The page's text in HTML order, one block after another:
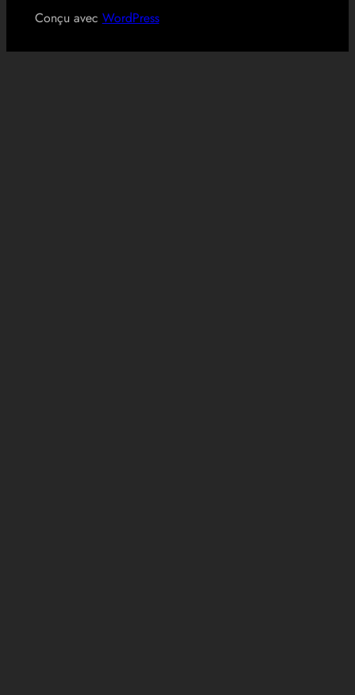
Conçu avec WordPress